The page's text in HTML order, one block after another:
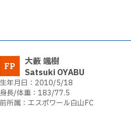
大藪 颯樹
Satsuki OYABU
FP
2010/5/18
183/77.5
エスポワール白山FC